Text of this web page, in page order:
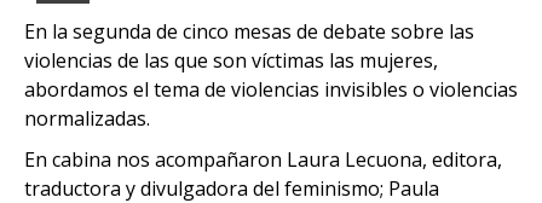
En la segunda de cinco mesas de debate sobre las
violencias de las que son víctimas las mujeres,
abordamos el tema de violencias invisibles o violencias
normalizadas.
En cabina nos acompañaron Laura Lecuona, editora,
traductora y divulgadora del feminismo; Paula